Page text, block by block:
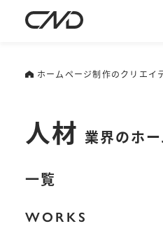
ホームページ制作のクリエイ
人材 業界のホ
一覧
WORKS